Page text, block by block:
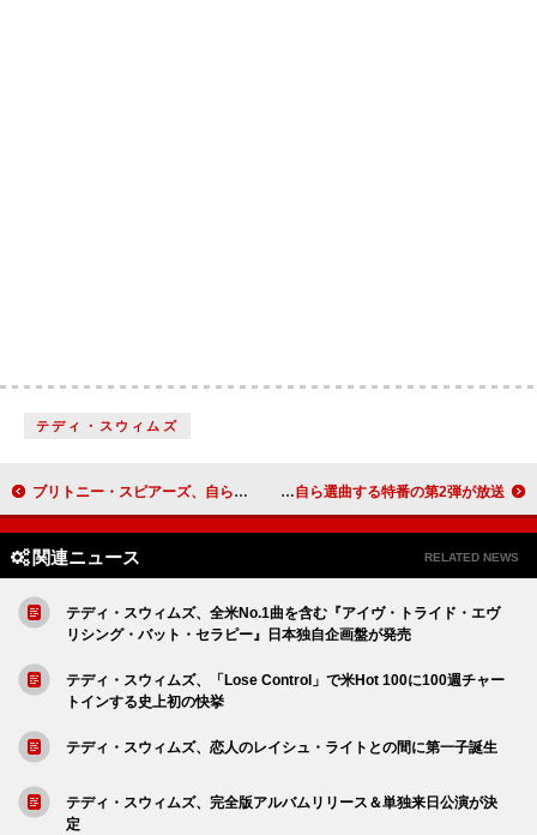
テディ・スウィムズ
ブリトニー・スピアーズ、自らの意思でリハビリ施設に入所 有田哲平が“ビートルズ愛”を語る、ラジオならではのトーク＆自ら選曲する特番の第2弾が放送
関連ニュース RELATED NEWS
テディ・スウィムズ、全米No.1曲を含む『アイヴ・トライド・エヴ
リシング・バット・セラピー』日本独自企画盤が発売
テディ・スウィムズ、「Lose Control」で米Hot 100に100週チャー
トインする史上初の快挙
テディ・スウィムズ、恋人のレイシュ・ライトとの間に第一子誕生
テディ・スウィムズ、完全版アルバムリリース＆単独来日公演が決
定